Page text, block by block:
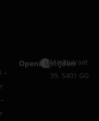
–
Openingstijden
Uden
Marktstraat
39, 5401 GG